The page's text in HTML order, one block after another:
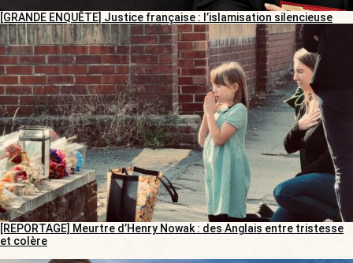
[GRANDE ENQUÊTE] Justice française : l’islamisation silencieuse
[REPORTAGE] Meurtre d’Henry Nowak : des Anglais entre tristesse
et colère